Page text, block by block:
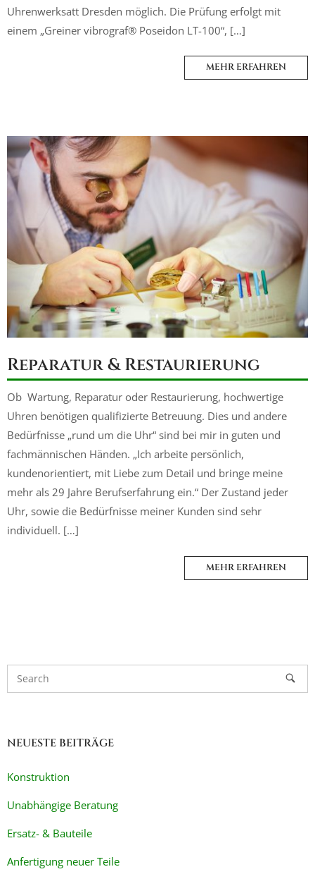
Uhrenwerksatt Dresden möglich. Die Prüfung erfolgt mit
einem „Greiner vibrograf® Poseidon LT-100“, […]
MEHR ERFAHREN
Reparatur & Restaurierung
Ob Wartung, Reparatur oder Restaurierung, hochwertige
Uhren benötigen qualifizierte Betreuung. Dies und andere
Bedürfnisse „rund um die Uhr“ sind bei mir in guten und
fachmännischen Händen. „Ich arbeite persönlich,
kundenorientiert, mit Liebe zum Detail und bringe meine
mehr als 29 Jahre Berufserfahrung ein.“ Der Zustand jeder
Uhr, sowie die Bedürfnisse meiner Kunden sind sehr
individuell. […]
MEHR ERFAHREN
NEUESTE BEITRÄGE
Konstruktion
Unabhängige Beratung
Ersatz- & Bauteile
Anfertigung neuer Teile